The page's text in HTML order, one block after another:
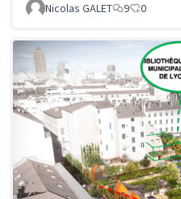
Nicolas GALET 9 0